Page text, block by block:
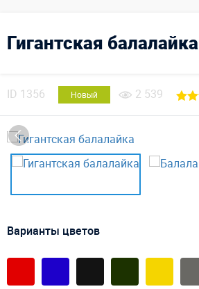
Гигантская балалайка
ID 1356 Новый 2 539
Варианты цветов